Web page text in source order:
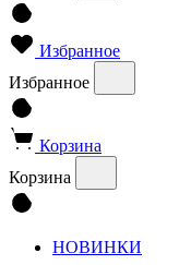
Избранное
Избранное
Корзина
Корзина
НОВИНКИ